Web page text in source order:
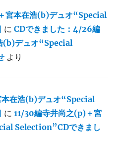
宮本在浩(b)デュオ“Special
にCDできました：4/26編
(b)デュオ“Special
より
在浩(b)デュオ“Special
に11/30編寺井尚之(p)＋宮
Selection”CDできまし